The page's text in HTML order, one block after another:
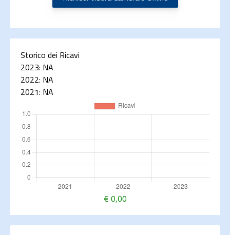
Storico dei Ricavi
2023: NA
2022: NA
2021: NA
€ 0,00